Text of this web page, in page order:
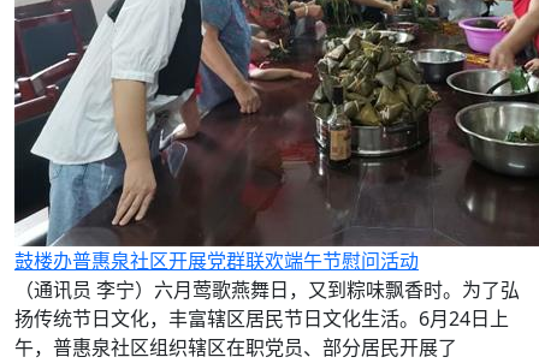
鼓楼办普惠泉社区开展党群联欢端午节慰问活动
（通讯员 李宁）六月莺歌燕舞日，又到粽味飘香时。为了弘
扬传统节日文化，丰富辖区居民节日文化生活。6月24日上
午，普惠泉社区组织辖区在职党员、部分居民开展了